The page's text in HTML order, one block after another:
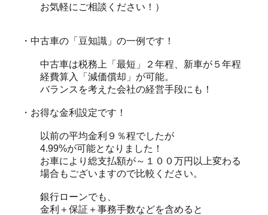
お気軽にご相談ください！）
・中古車の「豆知識」の一例です！
中古車は税務上「最短」２年程、新車が５年程
経費算入「減価償却」が可能。
バランスを考えた会社の経営手段にも！
・お得な金利設定です！
以前の平均金利９％程でしたが
4.99%が可能となりました！
お車により総支払額が～１００万円以上変わる
場合もございますので比較ください。
銀行ローンでも、
金利＋保証＋事務手数などを含めると